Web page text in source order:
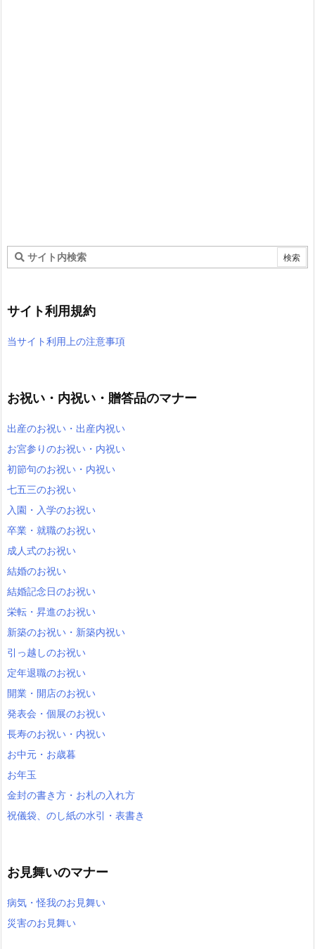
サイト利用規約
当サイト利用上の注意事項
お祝い・内祝い・贈答品のマナー
出産のお祝い・出産内祝い
お宮参りのお祝い・内祝い
初節句のお祝い・内祝い
七五三のお祝い
入園・入学のお祝い
卒業・就職のお祝い
成人式のお祝い
結婚のお祝い
結婚記念日のお祝い
栄転・昇進のお祝い
新築のお祝い・新築内祝い
引っ越しのお祝い
定年退職のお祝い
開業・開店のお祝い
発表会・個展のお祝い
長寿のお祝い・内祝い
お中元・お歳暮
お年玉
金封の書き方・お札の入れ方
祝儀袋、のし紙の水引・表書き
お見舞いのマナー
病気・怪我のお見舞い
災害のお見舞い